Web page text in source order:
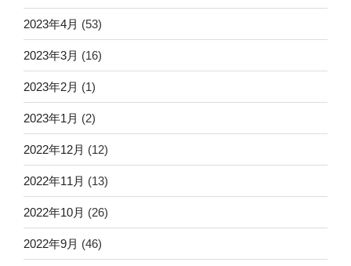
2023年4月 (53)
2023年3月 (16)
2023年2月 (1)
2023年1月 (2)
2022年12月 (12)
2022年11月 (13)
2022年10月 (26)
2022年9月 (46)